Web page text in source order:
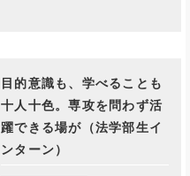
目的意識も、学べることも
十人十色。専攻を問わず活
躍できる場が（法学部生イ
ンターン）